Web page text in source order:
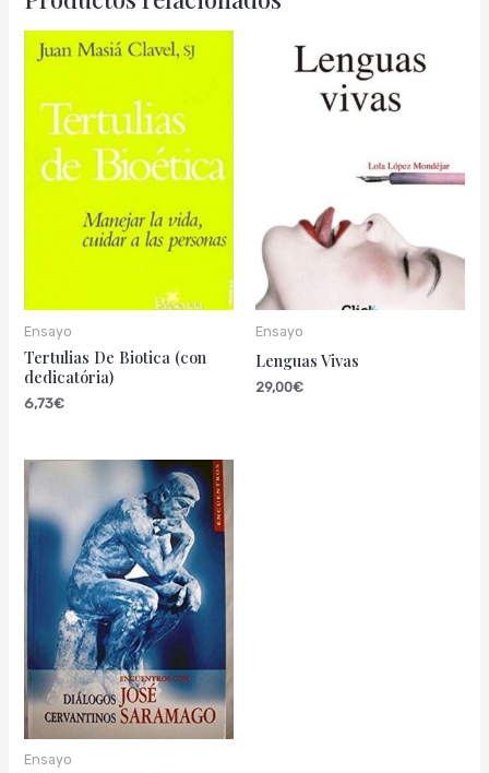
Ensayo
Tertulias De Biotica (con
dedicatória)
6,73€
Ensayo
Lenguas Vivas
29,00€
Ensayo